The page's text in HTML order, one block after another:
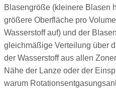
Blasengröße (kleinere Blasen
größere Oberfläche pro
Wasserstoff auf) und der
gleichmäßige Verteilung über
der Wasserstoff aus allen
Nähe der Lanze oder der
warum